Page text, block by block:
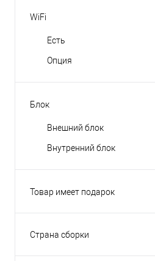
WiFi
Есть
Опция
Блок
Внешний блок
Внутренний блок
Товар имеет подарок
Страна сборки